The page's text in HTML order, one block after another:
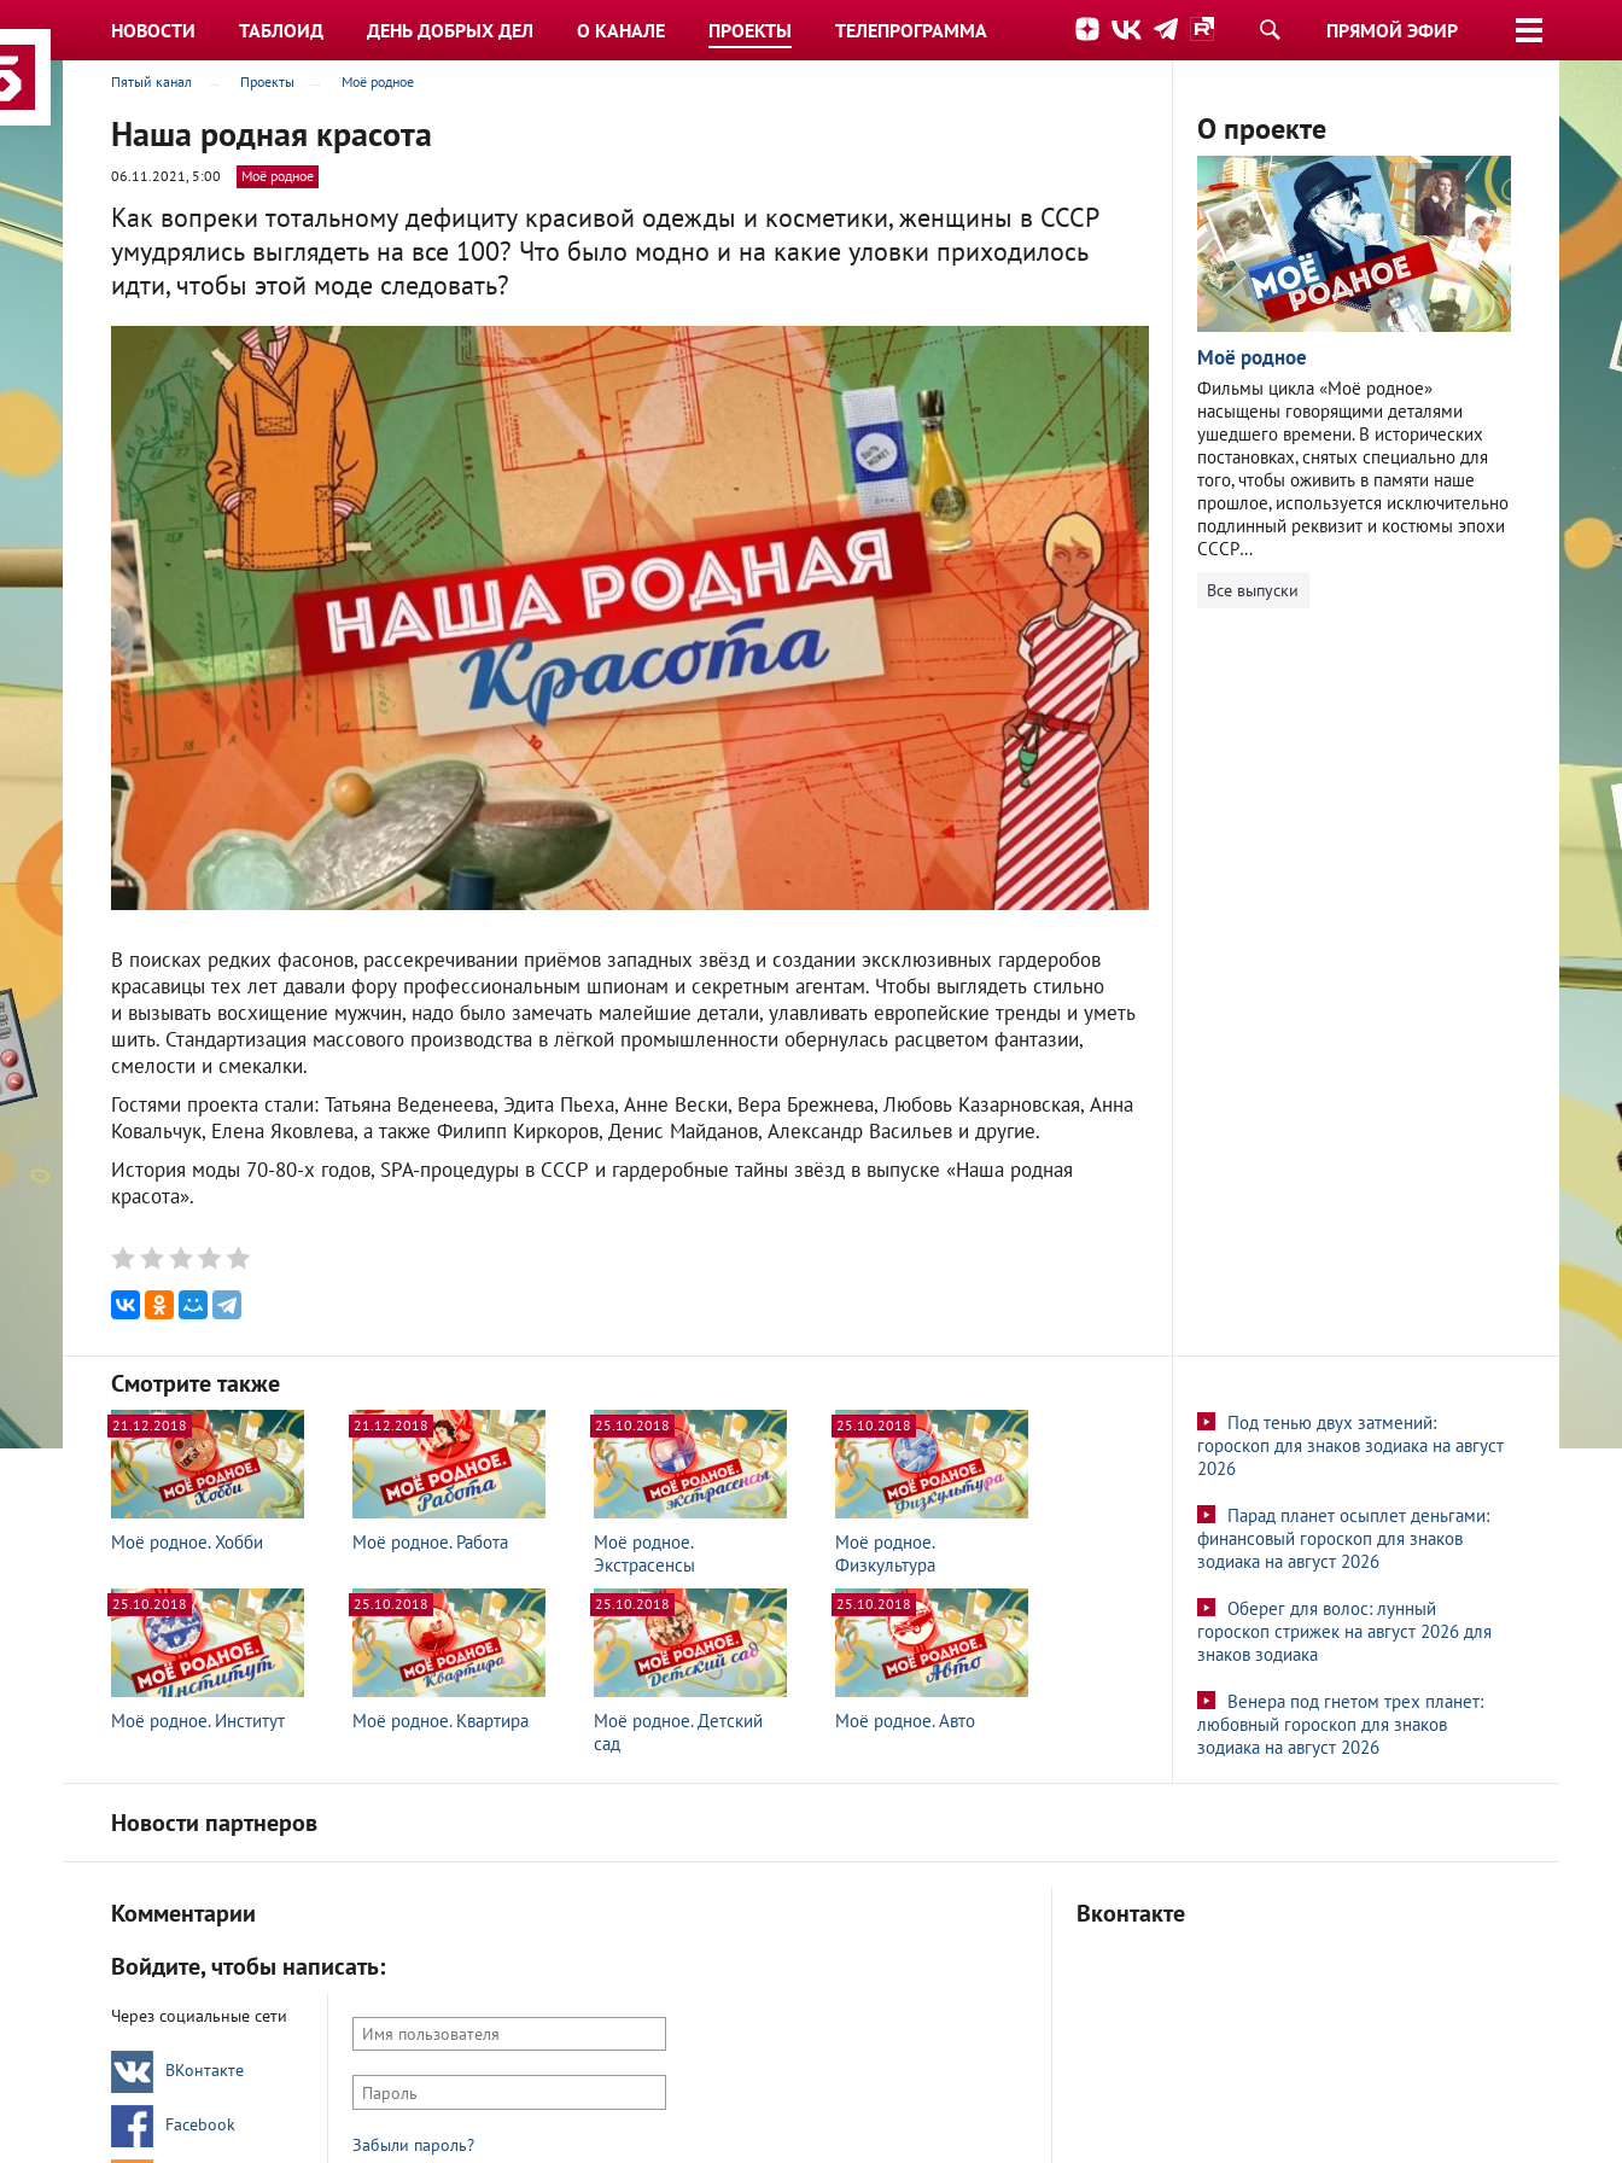
ПРЯМОЙ ЭФИР
НОВОСТИ ТАБЛОИД ДЕНЬ ДОБРЫХ ДЕЛ О КАНАЛЕ ПРОЕКТЫ ТЕЛЕПРОГРАММА
Пятый канал Проекты Моё родное
Наша родная красота
06.11.2021, 5:00 Моё родное
Как вопреки тотальному дефициту красивой одежды и косметики, женщины в СССР
умудрялись выглядеть на все 100? Что было модно и на какие уловки приходилось
идти, чтобы этой моде следовать?
В поисках редких фасонов, рассекречивании приёмов западных звёзд и создании эксклюзивных гардеробов
красавицы тех лет давали фору профессиональным шпионам и секретным агентам. Чтобы выглядеть стильно
и вызывать восхищение мужчин, надо было замечать малейшие детали, улавливать европейские тренды и уметь
шить. Стандартизация массового производства в лёгкой промышленности обернулась расцветом фантазии,
смелости и смекалки.
Гостями проекта стали: Татьяна Веденеева, Эдита Пьеха, Анне Вески, Вера Брежнева, Любовь Казарновская, Анна
Ковальчук, Елена Яковлева, а также Филипп Киркоров, Денис Майданов, Александр Васильев и другие.
История моды 70-80-х годов, SPA-процедуры в СССР и гардеробные тайны звёзд в выпуске «Наша родная
красота».
О проекте
Моё родное
Фильмы цикла «Моё родное»
насыщены говорящими деталями
ушедшего времени. В исторических
постановках, снятых специально для
того, чтобы оживить в памяти наше
прошлое, используется исключительно
подлинный реквизит и костюмы эпохи
СССР…
Все выпуски
Смотрите также
21.12.2018
Моё родное. Хобби
21.12.2018
Моё родное. Работа
25.10.2018
Моё родное.
Экстрасенсы
25.10.2018
Моё родное.
Физкультура
25.10.2018
Моё родное. Институт
25.10.2018
Моё родное. Квартира
25.10.2018
Моё родное. Детский
сад
25.10.2018
Моё родное. Авто
Под тенью двух затмений:
гороскоп для знаков зодиака на август
2026
Парад планет осыплет деньгами:
финансовый гороскоп для знаков
зодиака на август 2026
Оберег для волос: лунный
гороскоп стрижек на август 2026 для
знаков зодиака
Венера под гнетом трех планет:
любовный гороскоп для знаков
зодиака на август 2026
Новости партнеров
Комментарии
Войдите, чтобы написать:
Через социальные сети
ВКонтакте
Facebook
Забыли пароль?
Вконтакте